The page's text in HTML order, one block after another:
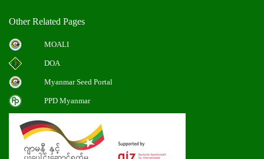
Other Related Pages
MOALI
DOA
Myanmar Seed Portal
PPD Myanmar